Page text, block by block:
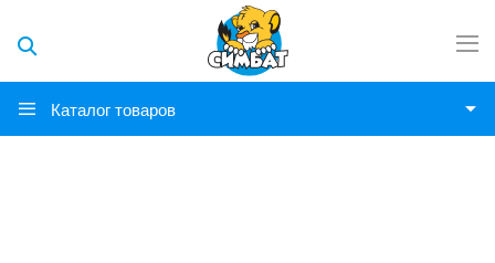
Каталог товаров